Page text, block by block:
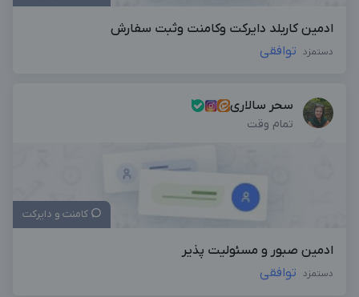
ادمین کاربلد دایرکت وکامنت وثبت سفارش
دستمزد توافقی
سحر سالاری
تمام وقت
کامنت و دایرکت
ادمین صبور و مسئولیت پذیر
دستمزد توافقی